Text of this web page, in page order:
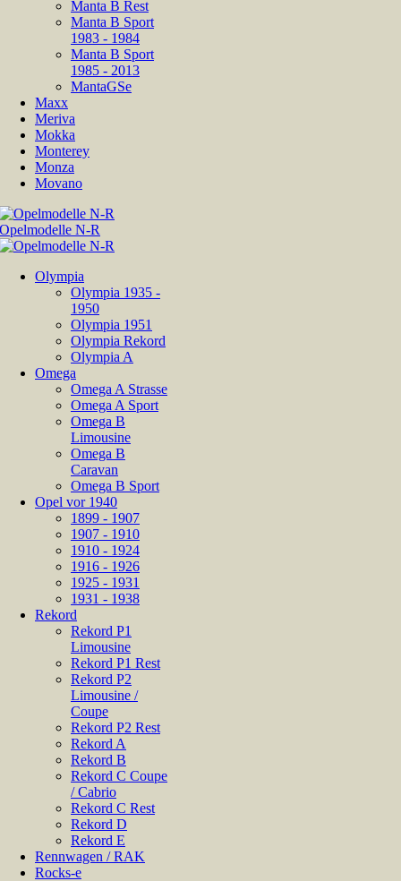
Manta B Rest
Manta B Sport
1983 - 1984
Manta B Sport
1985 - 2013
MantaGSe
Maxx
Meriva
Mokka
Monterey
Monza
Movano
Olympia
Olympia 1935 -
1950
Olympia 1951
Olympia Rekord
Olympia A
Omega
Omega A Strasse
Omega A Sport
Omega B
Limousine
Omega B
Caravan
Omega B Sport
Opel vor 1940
1899 - 1907
1907 - 1910
1910 - 1924
1916 - 1926
1925 - 1931
1931 - 1938
Rekord
Rekord P1
Limousine
Rekord P1 Rest
Rekord P2
Limousine /
Coupe
Rekord P2 Rest
Rekord A
Rekord B
Rekord C Coupe
/ Cabrio
Rekord C Rest
Rekord D
Rekord E
Rennwagen / RAK
Rocks-e